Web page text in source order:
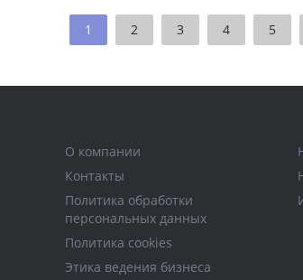
1 2 3 4 5
О компании
Контакты
Политика обработки
персональных данных
Политика cookies
Этика ведения бизнеса